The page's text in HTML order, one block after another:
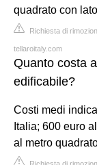
quadrato con
Richiesta di
tellaroitaly.com
Quanto costa
edificabile?
Costi medi
Italia; 600 euro
al metro
Richiesta di